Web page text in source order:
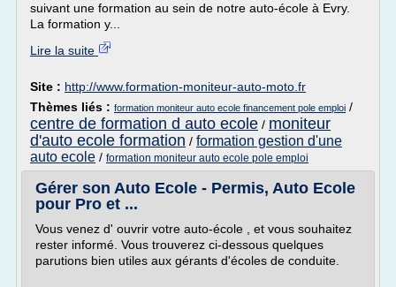
suivant une formation au sein de notre auto-école à Evry.
La formation y...
Lire la suite
Site : http://www.formation-moniteur-auto-moto.fr
Thèmes liés : formation moniteur auto ecole financement pole emploi /
centre de formation d auto ecole / moniteur
d'auto ecole formation / formation gestion d'une
auto ecole / formation moniteur auto ecole pole emploi
Gérer son Auto Ecole - Permis, Auto Ecole
pour Pro et ...
Vous venez d' ouvrir votre auto-école , et vous souhaitez
rester informé. Vous trouverez ci-dessous quelques
parutions bien utiles aux gérants d'écoles de conduite.